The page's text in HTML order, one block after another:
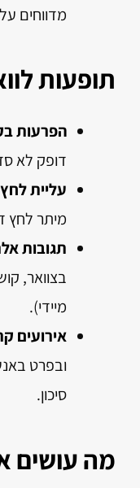
מדווחים
תופעות
הפרעות
דופק לא
עליית
מיתר לחץ
תגובות
בצוואר,
מיידי).
אירועים
ובפרט
סיכון.
מה עושים